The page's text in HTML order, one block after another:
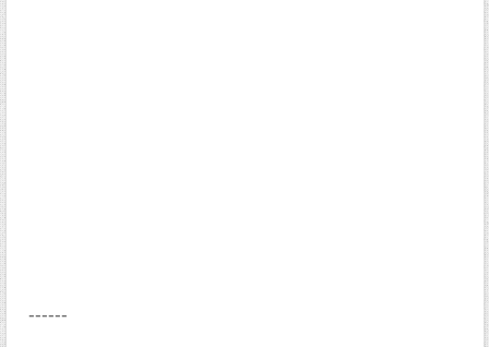
------